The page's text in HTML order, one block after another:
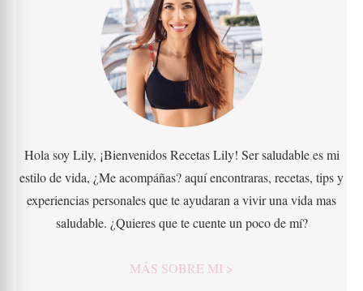
Hola soy Lily, ¡Bienvenidos Recetas Lily! Ser saludable es mi
estilo de vida, ¿Me acompáñas? aquí encontraras, recetas, tips y
experiencias personales que te ayudaran a vivir una vida mas
saludable. ¿Quieres que te cuente un poco de mí?
MÁS SOBRE MI >